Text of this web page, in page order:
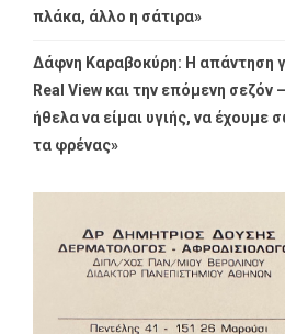
πλάκα, άλλο η σάτιρα»
Δάφνη Καραβοκύρη: Η απάντηση
Real View και την επόμενη σεζόν
ήθελα να είμαι υγιής, να έχουμε
τα φρένας»